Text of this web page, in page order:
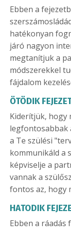
Ebben a
hatékonyan
járó nagyon
megtanítjuk a
módszerekkel
fájdalom
ÖTÖDIK
Kiderítjük, hogy
legfontosabbak
a Te szülési
kommunikáld a
képviselje a
vannak a
fontos az, hogy
HATODIK
Ebben a ráadás